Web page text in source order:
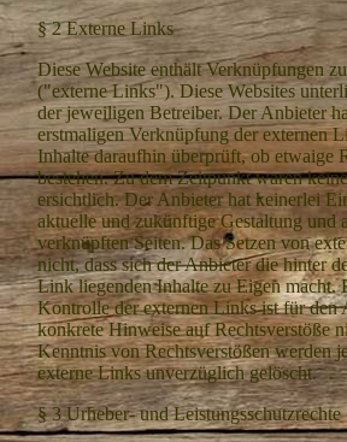
§ 2 Externe Links
Diese Website enthält Verknüpfungen
("externe Links"). Diese Websites
der jeweiligen Betreiber. Der Anbieter
erstmaligen Verknüpfung der externen
Inhalte daraufhin überprüft, ob etwaige
bestehen. Zu dem Zeitpunkt waren
ersichtlich. Der Anbieter hat keinerlei
aktuelle und zukünftige Gestaltung und
verknüpften Seiten. Das Setzen von
nicht, dass sich der Anbieter die hinter
Link liegenden Inhalte zu Eigen macht.
Kontrolle der externen Links ist für den
konkrete Hinweise auf Rechtsverstöße
Kenntnis von Rechtsverstößen werden
externe Links unverzüglich gelöscht.
§ 3 Urheber- und Leistungsschutzrechte